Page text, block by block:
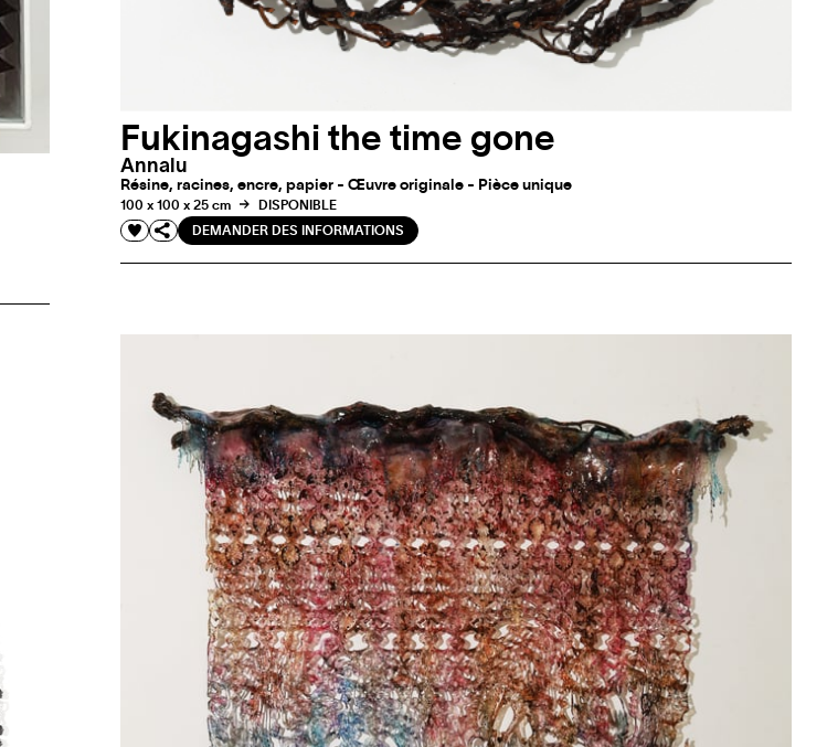
Fukinagashi the time gone
Annalu
Résine, racines, encre, papier - Œuvre originale - Pièce unique
100 x 100 x 25 cm
DISPONIBLE
DEMANDER DES INFORMATIONS